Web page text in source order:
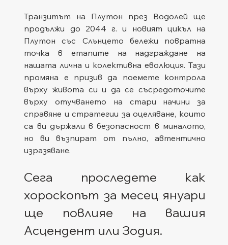
Транзитът на Плутон през Водолей ще
продължи до 2044 г. и новият цикъл на
Плутон със Слънцето бележи повратна
точка в етапите на надграждане на
нашата лична и колективна еволюция. Тази
промяна е призив да поемете контрола
върху живота си и да се съсредоточите
върху отучването на стари начини за
справяне и стратегии за оцеляване, които
са ви държали в безопасност в миналото,
но ви възпират от пълно, автентично
изразяване.
Сега проследете как
хороскопът за месец януари
ще повлияе на вашия
Асцендент или Зодия.